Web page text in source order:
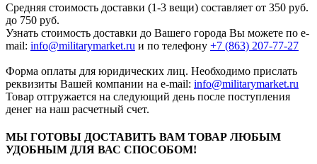
Средняя стоимость доставки (1-3 вещи) составляет от 350 руб.
до 750 руб.
Узнать стоимость доставки до Вашего города Вы можете по e-
mail: info@militarymarket.ru и по телефону +7 (863) 207-77-27
Форма оплаты для юридических лиц. Необходимо прислать
реквизиты Вашей компании на е-mail: info@militarymarket.ru
Товар отгружается на следующий день после поступления
денег на наш расчетный счет.
МЫ ГОТОВЫ ДОСТАВИТЬ ВАМ ТОВАР ЛЮБЫМ
УДОБНЫМ ДЛЯ ВАС СПОСОБОМ!